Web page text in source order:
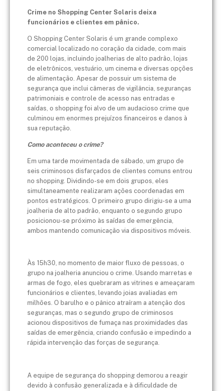
Crime no Shopping Center Solaris deixa
funcionários e clientes em pânico.
O Shopping Center Solaris é um grande complexo
comercial localizado no coração da cidade, com mais
de 200 lojas, incluindo joalherias de alto padrão, lojas
de eletrônicos, vestuário, um cinema e diversas opções
de alimentação. Apesar de possuir um sistema de
segurança que inclui câmeras de vigilância, seguranças
patrimoniais e controle de acesso nas entradas e
saídas, o shopping foi alvo de um audacioso crime que
culminou em enormes prejuízos financeiros e danos à
sua reputação.
Como aconteceu o crime?
Em uma tarde movimentada de sábado, um grupo de
seis criminosos disfarçados de clientes comuns entrou
no shopping. Dividindo-se em dois grupos, eles
simultaneamente realizaram ações coordenadas em
pontos estratégicos. O primeiro grupo dirigiu-se a uma
joalheria de alto padrão, enquanto o segundo grupo
posicionou-se próximo às saídas de emergência,
ambos mantendo comunicação via dispositivos móveis.
Às 15h30, no momento de maior fluxo de pessoas, o
grupo na joalheria anunciou o crime. Usando marretas e
armas de fogo, eles quebraram as vitrines e ameaçaram
funcionários e clientes, levando joias avaliadas em
milhões. O barulho e o pânico atraíram a atenção dos
seguranças, mas o segundo grupo de criminosos
acionou dispositivos de fumaça nas proximidades das
saídas de emergência, criando confusão e impedindo a
rápida intervenção das forças de segurança.
A equipe de segurança do shopping demorou a reagir
devido à confusão generalizada e à dificuldade de